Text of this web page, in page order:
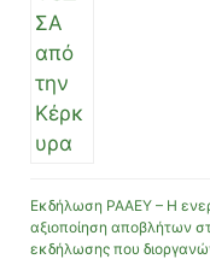
Εκδήλωση ΡΑΑΕΥ – Η
αξιοποίηση αποβλήτων
εκδήλωσης που